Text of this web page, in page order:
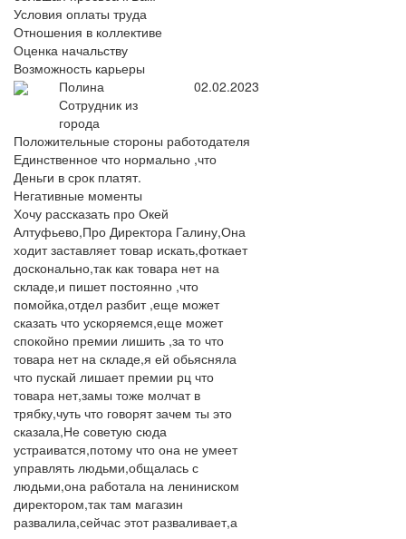
Условия оплаты труда
Отношения в коллективе
Оценка начальству
Возможность карьеры
Полина
Сотрудник из
города
02.02.2023
Положительные стороны работодателя
Единственное что нормально ,что
Деньги в срок платят.
Негативные моменты
Хочу рассказать про Окей
Алтуфьево,Про Директора Галину,Она
ходит заставляет товар искать,фоткает
досконально,так как товара нет на
складе,и пишет постоянно ,что
помойка,отдел разбит ,еще может
сказать что ускоряемся,еще может
спокойно премии лишить ,за то что
товара нет на складе,я ей обьясняла
что пускай лишает премии рц что
товара нет,замы тоже молчат в
трябку,чуть что говорят зачем ты это
сказала,Не советую сюда
устраиватся,потому что она не умеет
управлять людьми,общалась с
людьми,она работала на лениниском
директором,так там магазин
развалила,сейчас этот разваливает,а